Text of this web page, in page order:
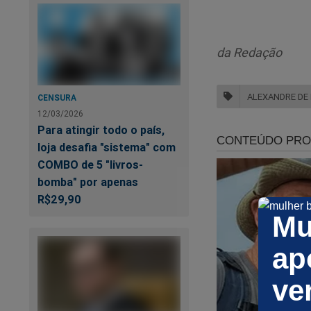
CENSURA
12/03/2026
Para atingir todo o país,
loja desafia "sistema" com
COMBO de 5 "livros-
bomba" por apenas
R$29,90
da Redação
ALEXANDRE